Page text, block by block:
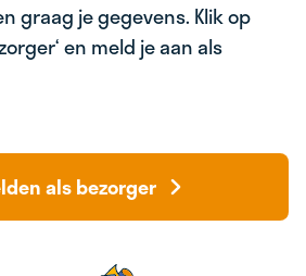
graag je gegevens. Klik op
en meld je aan als
als bezorger